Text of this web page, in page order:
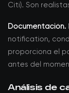
Citi). Son
Documentación.
notification,
proporciona el
antes del
Análisis de